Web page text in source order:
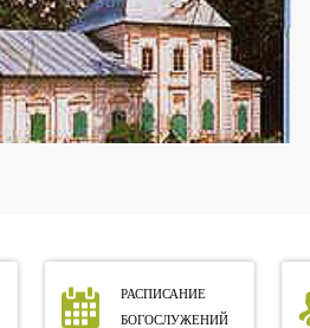
РАСПИСАНИЕ
БОГОСЛУЖЕНИЙ